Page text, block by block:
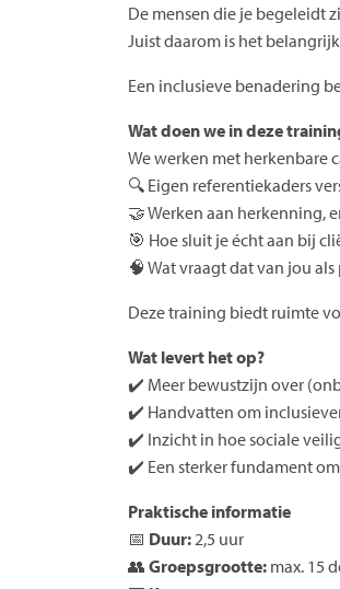
De mensen die je begeleidt
Juist daarom is het
Een inclusieve benadering
Wat doen we in deze
We werken met herkenbare
🔍 Eigen referentiekaders
🤝 Werken aan herkenning,
🎯 Hoe sluit je écht aan bij
🧠 Wat vraagt dat van jou
Deze training biedt ruimte
Wat levert het op?
✔️ Meer bewustzijn over
✔️ Handvatten om
✔️ Inzicht in hoe sociale
✔️ Een sterker fundament
Praktische informatie
📅 Duur: 2,5 uur
👥 Groepsgrootte: max. 15